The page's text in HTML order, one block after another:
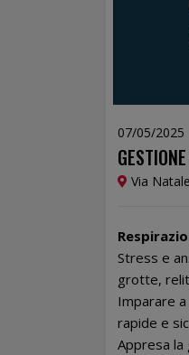
07/05/2025
Via
Stress e
grotte,
Imparare
rapide e
Appresa la